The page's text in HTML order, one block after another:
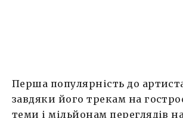
Перша популярність до
завдяки його трекам на
теми і мільйонам переглядів